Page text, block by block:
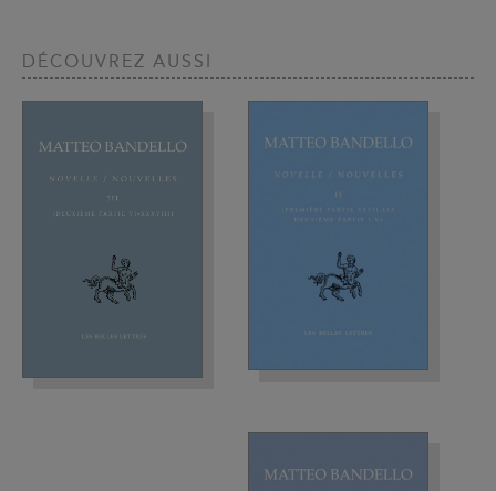
DÉCOUVREZ AUSSI